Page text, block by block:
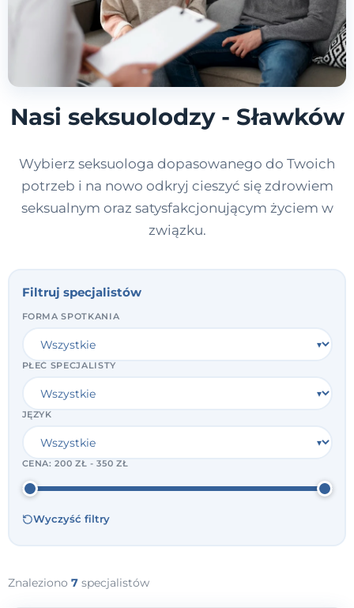
Nasi seksuolodzy - Sławków
Wybierz seksuologa dopasowanego do Twoich
potrzeb i na nowo odkryj cieszyć się zdrowiem
seksualnym oraz satysfakcjonującym życiem w
związku.
Filtruj specjalistów
FORMA SPOTKANIA
PŁEĆ SPECJALISTY
JĘZYK
CENA:200 ZŁ - 350 ZŁ
Wyczyść filtry
Znaleziono 7 specjalistów